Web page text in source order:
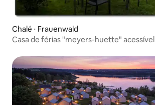
Chalé ⋅ Frauenwald
Casa de férias "meyers-huette" acessível